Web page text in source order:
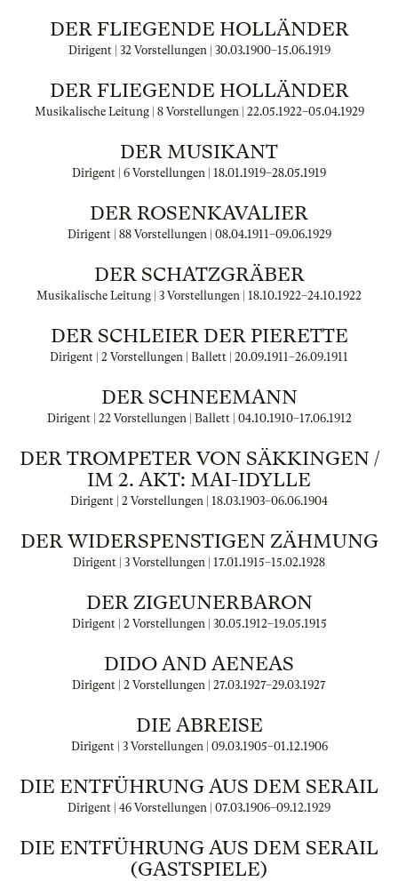
DER FLIEGENDE HOLLÄNDER
Dirigent | 32 Vorstellungen | 30.03.1900–15.06.1919
DER FLIEGENDE HOLLÄNDER
Musikalische Leitung | 8 Vorstellungen | 22.05.1922–05.04.1929
DER MUSIKANT
Dirigent | 6 Vorstellungen | 18.01.1919–28.05.1919
DER ROSENKAVALIER
Dirigent | 88 Vorstellungen | 08.04.1911–09.06.1929
DER SCHATZGRÄBER
Musikalische Leitung | 3 Vorstellungen | 18.10.1922–24.10.1922
DER SCHLEIER DER PIERETTE
Dirigent | 2 Vorstellungen | Ballett | 20.09.1911–26.09.1911
DER SCHNEEMANN
Dirigent | 22 Vorstellungen | Ballett | 04.10.1910–17.06.1912
DER TROMPETER VON SÄKKINGEN /
IM 2. AKT: MAI-IDYLLE
Dirigent | 2 Vorstellungen | 18.03.1903–06.06.1904
DER WIDERSPENSTIGEN ZÄHMUNG
Dirigent | 3 Vorstellungen | 17.01.1915–15.02.1928
DER ZIGEUNERBARON
Dirigent | 2 Vorstellungen | 30.05.1912–19.05.1915
DIDO AND AENEAS
Dirigent | 2 Vorstellungen | 27.03.1927–29.03.1927
DIE ABREISE
Dirigent | 3 Vorstellungen | 09.03.1905–01.12.1906
DIE ENTFÜHRUNG AUS DEM SERAIL
Dirigent | 46 Vorstellungen | 07.03.1906–09.12.1929
DIE ENTFÜHRUNG AUS DEM SERAIL
(GASTSPIELE)